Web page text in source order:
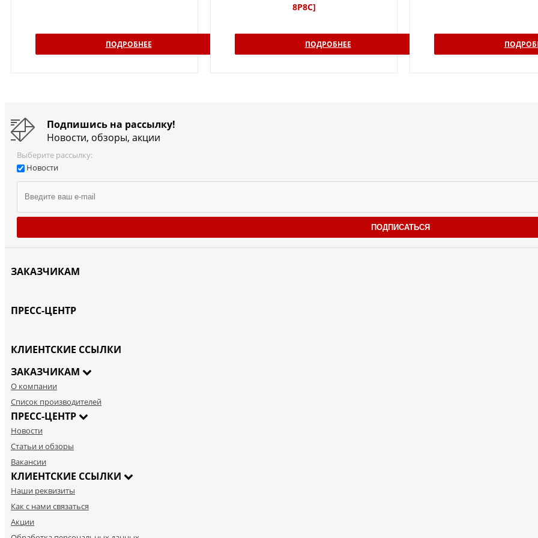
ПОДРОБНЕЕ
8P8C]
ПОДРОБНЕЕ
Подпишись на рассылку!
Новости, обзоры, акции
Выберите рассылку:
Новости
ПОДПИСАТЬСЯ
ЗАКАЗЧИКАМ
ПРЕСС-ЦЕНТР
КЛИЕНТСКИЕ ССЫЛКИ
ЗАКАЗЧИКАМ
О компании
Список производителей
ПРЕСС-ЦЕНТР
Новости
Статьи и обзоры
Вакансии
КЛИЕНТСКИЕ ССЫЛКИ
Наши реквизиты
Как с нами связаться
Акции